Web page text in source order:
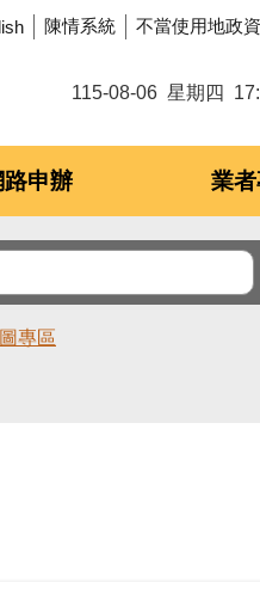
陳情系統 不當使用地政
115-08-06 星期四
路申辦 業
專區